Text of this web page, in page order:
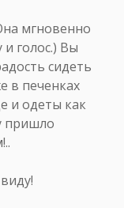
мгновенно
голос.) Вы
сидеть
в печенках
и одеты как
пришло